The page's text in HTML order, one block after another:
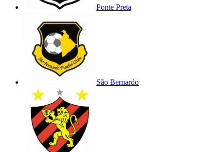
Ponte Preta
São Bernardo